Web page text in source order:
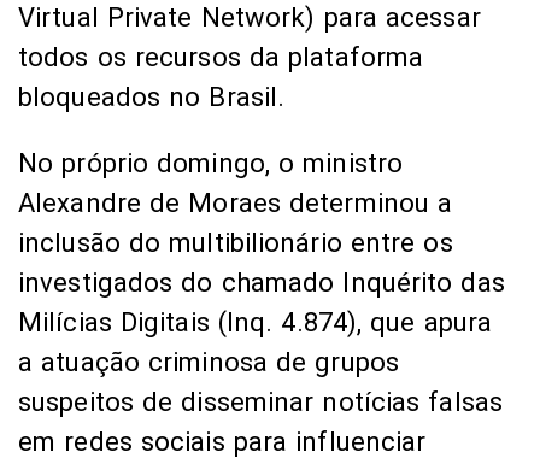
Virtual Private Network) para acessar
todos os recursos da plataforma
bloqueados no Brasil.
No próprio domingo, o ministro
Alexandre de Moraes determinou a
inclusão do multibilionário entre os
investigados do chamado Inquérito das
Milícias Digitais (Inq. 4.874), que apura
a atuação criminosa de grupos
suspeitos de disseminar notícias falsas
em redes sociais para influenciar